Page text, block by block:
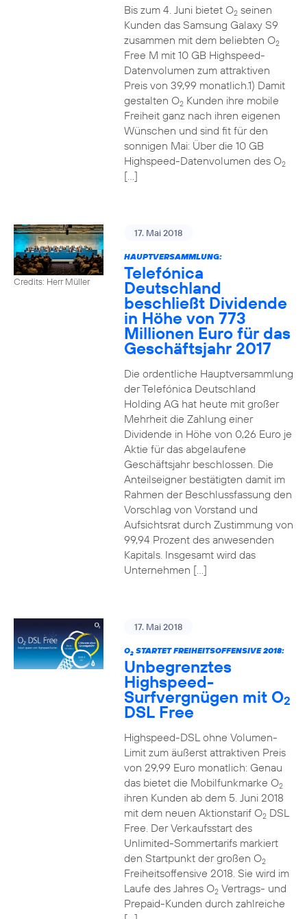
Bis zum 4. Juni bietet O2seinen
Kunden das Samsung Galaxy S9
zusammen mit dem beliebten O2
Free M mit 10 GB Highspeed-
Datenvolumen zum attraktiven
Preis von 39,99 monatlich.1) Damit
gestalten O2Kunden ihre mobile
Freiheit ganz nach ihren eigenen
Wünschen und sind fit für den
sonnigen Mai: Über die 10 GB
Highspeed-Datenvolumen des O2
[…]
Credits: Herr Müller
17. Mai 2018
HAUPTVERSAMMLUNG:
Telefónica
Deutschland
beschließt Dividende
in Höhe von 773
Millionen Euro für das
Geschäftsjahr 2017
Die ordentliche Hauptversammlung
der Telefónica Deutschland
Holding AG hat heute mit großer
Mehrheit die Zahlung einer
Dividende in Höhe von 0,26 Euro je
Aktie für das abgelaufene
Geschäftsjahr beschlossen. Die
Anteilseigner bestätigten damit im
Rahmen der Beschlussfassung den
Vorschlag von Vorstand und
Aufsichtsrat durch Zustimmung von
99,94 Prozent des anwesenden
Kapitals. Insgesamt wird das
Unternehmen […]
17. Mai 2018
O2STARTET FREIHEITSOFFENSIVE 2018:
Unbegrenztes
Highspeed-
Surfvergnügen mit O2
DSL Free
Highspeed-DSL ohne Volumen-
Limit zum äußerst attraktiven Preis
von 29,99 Euro monatlich: Genau
das bietet die Mobilfunkmarke O2
ihren Kunden ab dem 5. Juni 2018
mit dem neuen Aktionstarif O2DSL
Free. Der Verkaufsstart des
Unlimited-Sommertarifs markiert
den Startpunkt der großen O2
Freiheitsoffensive 2018. Sie wird im
Laufe des Jahres O2Vertrags- und
Prepaid-Kunden durch zahlreiche